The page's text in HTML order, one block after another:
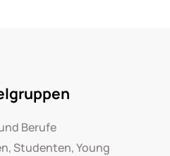
Berufe
Studenten, Young